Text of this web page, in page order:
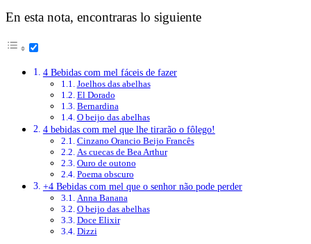
En esta nota, encontraras lo siguiente
4 Bebidas com mel fáceis de fazer
Joelhos das abelhas
El Dorado
Bernardina
O beijo das abelhas
4 bebidas com mel que lhe tirarão o fôlego!
Cinzano Orancio Beijo Francês
As cuecas de Bea Arthur
Ouro de outono
Poema obscuro
+4 Bebidas com mel que o senhor não pode perder
Anna Banana
O beijo das abelhas
Doce Elixir
Dizzi